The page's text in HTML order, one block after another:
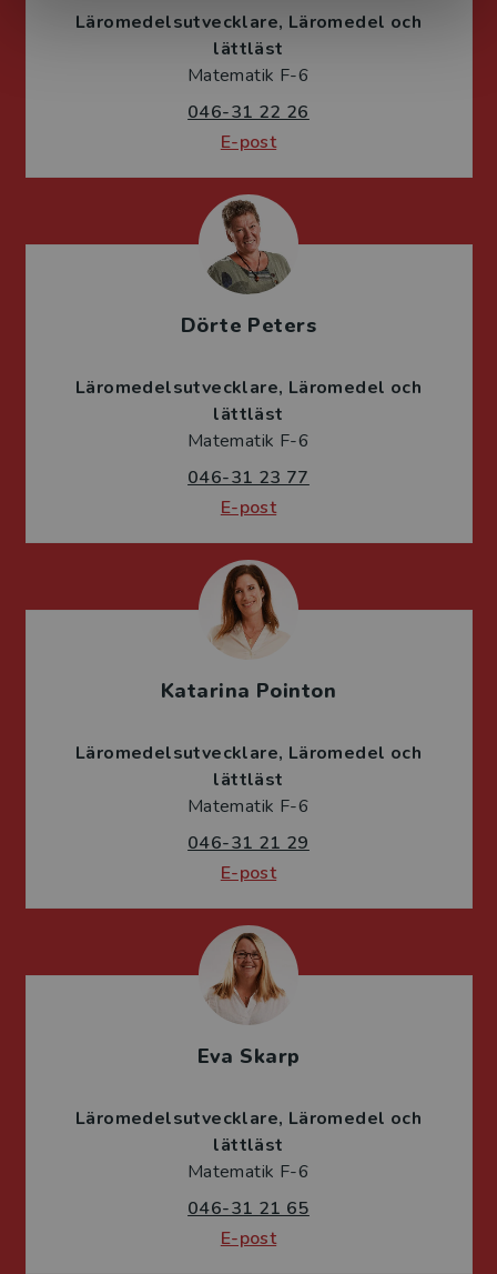
Läromedelsutvecklare Läromedel och
lättläst
Matematik F-6
046-31 22 26
E-post
Dörte Peters
Läromedelsutvecklare Läromedel och
lättläst
Matematik F-6
046-31 23 77
E-post
Katarina Pointon
Läromedelsutvecklare Läromedel och
lättläst
Matematik F-6
046-31 21 29
E-post
Eva Skarp
Läromedelsutvecklare Läromedel och
lättläst
Matematik F-6
046-31 21 65
E-post